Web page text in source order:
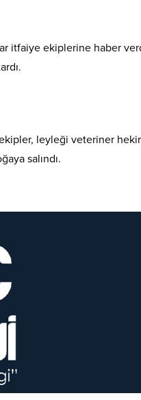
itfaiye ekiplerine haber
leyleği veteriner
salındı.